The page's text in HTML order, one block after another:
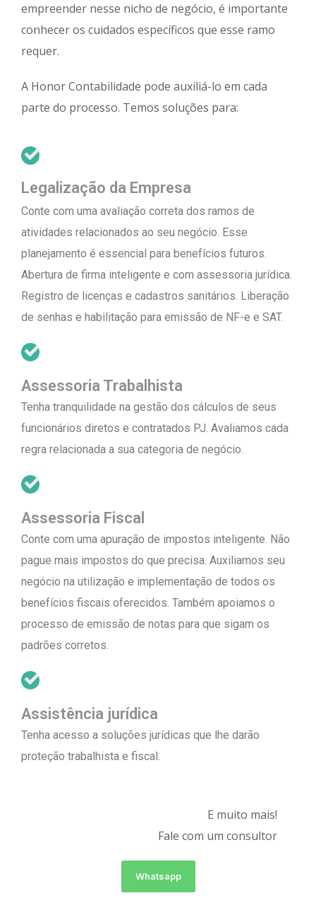
empreender nesse nicho de negócio, é importante
conhecer os cuidados específicos que esse ramo
requer.
A Honor Contabilidade pode auxiliá-lo em cada
parte do processo. Temos soluções para:
Legalização da Empresa
Conte com uma avaliação correta dos ramos de
atividades relacionados ao seu negócio. Esse
planejamento é essencial para benefícios futuros.
Abertura de firma inteligente e com assessoria jurídica.
Registro de licenças e cadastros sanitários. Liberação
de senhas e habilitação para emissão de NF-e e SAT.
Assessoria Trabalhista
Tenha tranquilidade na gestão dos cálculos de seus
funcionários diretos e contratados PJ. Avaliamos cada
regra relacionada a sua categoria de negócio.
Assessoria Fiscal
Conte com uma apuração de impostos inteligente. Não
pague mais impostos do que precisa. Auxiliamos seu
negócio na utilização e implementação de todos os
benefícios fiscais oferecidos. Também apoiamos o
processo de emissão de notas para que sigam os
padrões corretos.
Assistência jurídica
Tenha acesso a soluções jurídicas que lhe darão
proteção trabalhista e fiscal.
E muito mais!
Fale com um consultor
Whatsapp